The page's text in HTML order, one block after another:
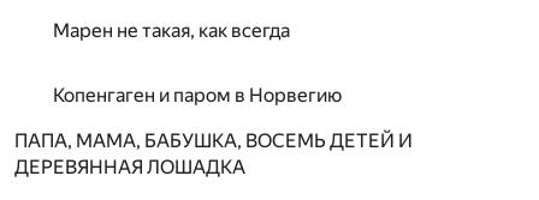
Марен не такая, как всегда
Копенгаген и паром в Норвегию
ПАПА, МАМА, БАБУШКА, ВОСЕМЬ ДЕТЕЙ И
ДЕРЕВЯННАЯ ЛОШАДКА